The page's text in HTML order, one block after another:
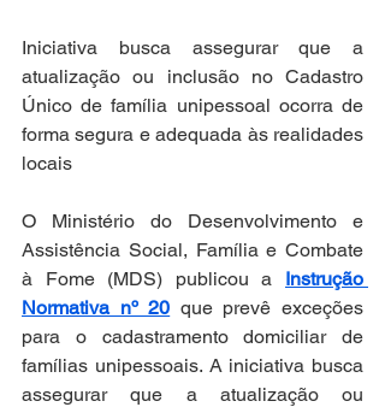
Iniciativa busca assegurar que a
atualização ou inclusão no Cadastro
Único de família unipessoal ocorra de
forma segura e adequada às realidades
locais
O Ministério do Desenvolvimento e
Assistência Social, Família e Combate
à Fome (MDS) publicou a Instrução
Normativa nº 20 que prevê exceções
para o cadastramento domiciliar de
famílias unipessoais. A iniciativa busca
assegurar que a atualização ou